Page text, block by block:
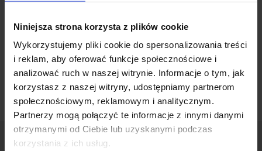
Niniejsza strona korzysta z plików cookie
Wykorzystujemy pliki cookie do spersonalizowania treści
i reklam, aby oferować funkcje społecznościowe i
analizować ruch w naszej witrynie. Informacje o tym, jak
korzystasz z naszej witryny, udostępniamy partnerom
społecznościowym, reklamowym i analitycznym.
Partnerzy mogą połączyć te informacje z innymi danymi
otrzymanymi od Ciebie lub uzyskanymi podczas
korzystania z ich usług.
Partnerzy studiów